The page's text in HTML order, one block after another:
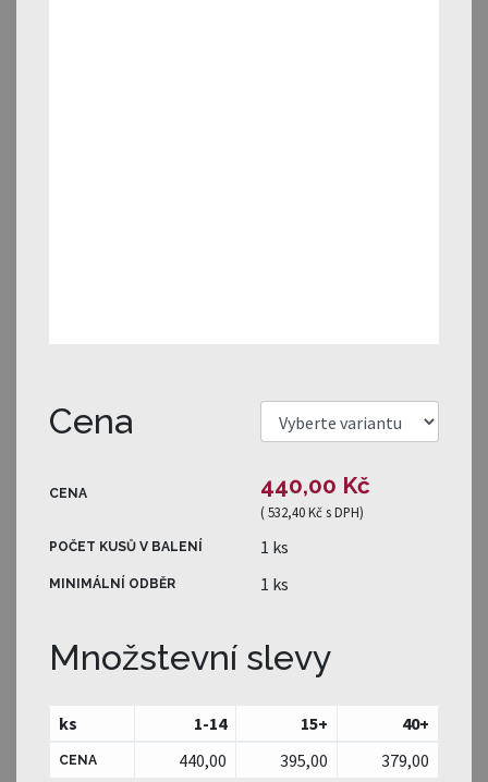
Cena
CENA 440,00 Kč
(532,40 Kčs DPH)
POČET KUSŮ V BALENÍ 1 ks
MINIMÁLNÍ ODBĚR 1 ks
Množstevní slevy
ks 1-14 15+ 40+
CENA 440,00 395,00 379,00